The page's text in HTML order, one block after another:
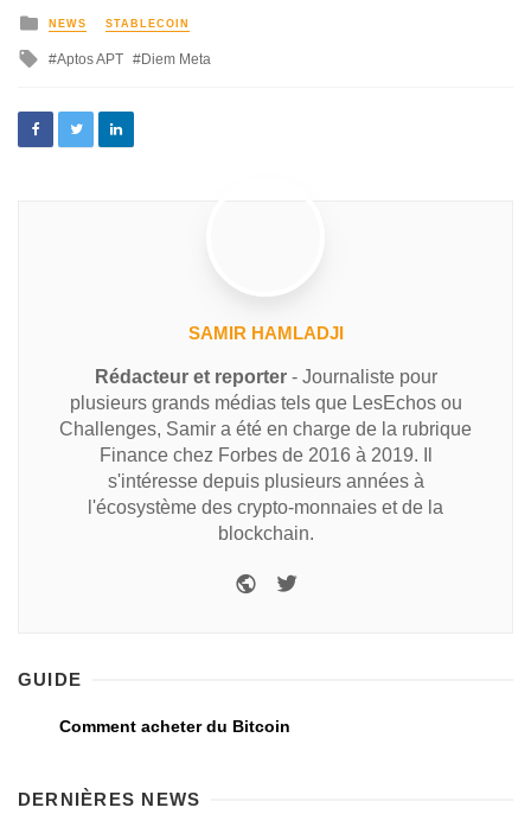
NEWS STABLECOIN
Aptos APT Diem Meta
SAMIR HAMLADJI
Rédacteur et reporter- Journaliste pour
plusieurs grands médias tels que LesEchos ou
Challenges, Samir a été en charge de la rubrique
Finance chez Forbes de 2016 à 2019. Il
s'intéresse depuis plusieurs années à
l'écosystème des crypto-monnaies et de la
blockchain.
GUIDE
Comment acheter du Bitcoin
DERNIÈRES NEWS